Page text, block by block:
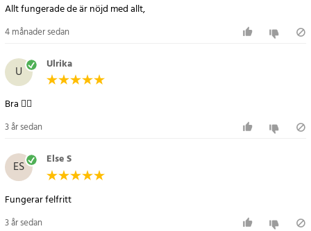
Allt fungerade de är nöjd med allt,
4 månader sedan
U Ulrika
Bra 👍🏻
3 år sedan
ES Else S
Fungerar felfritt
3 år sedan